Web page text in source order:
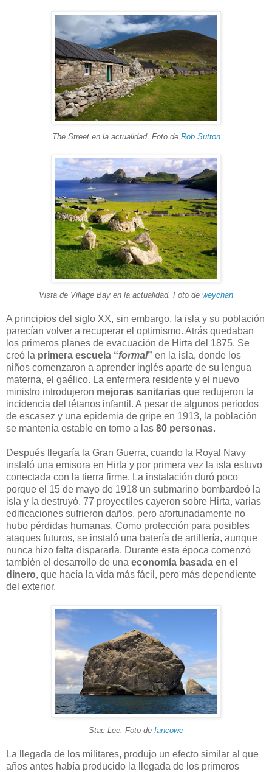
The Street en la actualidad. Foto de Rob Sutton
Vista de Village Bay en la actualidad. Foto de weychan
A principios del siglo XX, sin embargo, la isla y su población
parecían volver a recuperar el optimismo. Atrás quedaban
los primeros planes de evacuación de Hirta del 1875. Se
creó la primera escuela “formal” en la isla, donde los
niños comenzaron a aprender inglés aparte de su lengua
materna, el gaélico. La enfermera residente y el nuevo
ministro introdujeron mejoras sanitarias que redujeron la
incidencia del tétanos infantil. A pesar de algunos periodos
de escasez y una epidemia de gripe en 1913, la población
se mantenía estable en torno a las 80 personas.
Después llegaría la Gran Guerra, cuando la Royal Navy
instaló una emisora en Hirta y por primera vez la isla estuvo
conectada con la tierra firme. La instalación duró poco
porque el 15 de mayo de 1918 un submarino bombardeó la
isla y la destruyó. 77 proyectiles cayeron sobre Hirta, varias
edificaciones sufrieron daños, pero afortunadamente no
hubo pérdidas humanas. Como protección para posibles
ataques futuros, se instaló una batería de artillería, aunque
nunca hizo falta dispararla. Durante esta época comenzó
también el desarrollo de una economía basada en el
dinero, que hacía la vida más fácil, pero más dependiente
del exterior.
Stac Lee. Foto de Iancowe
La llegada de los militares, produjo un efecto similar al que
años antes había producido la llegada de los primeros